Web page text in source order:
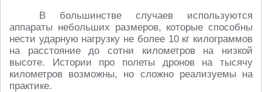
В большинстве случаев используются
аппараты небольших размеров, которые способны
нести ударную нагрузку не более 10 кг килограммов
на расстояние до сотни километров на низкой
высоте. Истории про полеты дронов на тысячу
километров возможны, но сложно реализуемы на
практике.